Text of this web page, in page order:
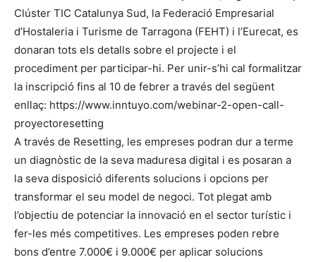
Clúster TIC Catalunya Sud, la Federació Empresarial
d’Hostaleria i Turisme de Tarragona (FEHT) i l’Eurecat, es
donaran tots els detalls sobre el projecte i el
procediment per participar-hi. Per unir-s’hi cal formalitzar
la inscripció fins al 10 de febrer a través del següent
enllaç: https://www.inntuyo.com/webinar-2-open-call-
proyectoresetting
A través de Resetting, les empreses podran dur a terme
un diagnòstic de la seva maduresa digital i es posaran a
la seva disposició diferents solucions i opcions per
transformar el seu model de negoci. Tot plegat amb
l’objectiu de potenciar la innovació en el sector turístic i
fer-les més competitives. Les empreses poden rebre
bons d’entre 7.000€ i 9.000€ per aplicar solucions